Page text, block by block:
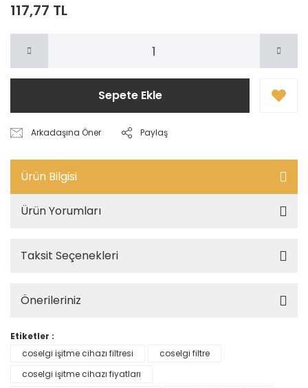
117,77 TL
Sepete Ekle
Arkadaşına Öner Paylaş
Ürün Bilgisi
Ürün Yorumları
Taksit Seçenekleri
Önerileriniz
Etiketler :
coselgi işitme cihazı filtresi
coselgi filtre
coselgi işitme cihazı fiyatları